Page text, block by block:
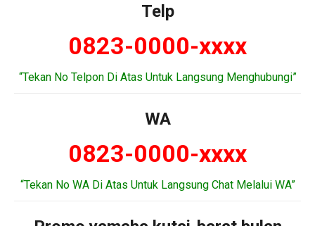
Telp
0823-0000-xxxx
“Tekan No Telpon Di Atas Untuk Langsung Menghubungi”
WA
0823-0000-xxxx
“Tekan No WA Di Atas Untuk Langsung Chat Melalui WA”